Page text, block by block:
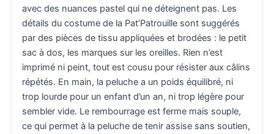
avec des nuances pastel qui ne déteignent pas. Les
détails du costume de la Pat’Patrouille sont suggérés
par des pièces de tissu appliquées et brodées : le petit
sac à dos, les marques sur les oreilles. Rien n’est
imprimé ni peint, tout est cousu pour résister aux câlins
répétés. En main, la peluche a un poids équilibré, ni
trop lourde pour un enfant d’un an, ni trop légère pour
sembler vide. Le rembourrage est ferme mais souple,
ce qui permet à la peluche de tenir assise sans soutien,